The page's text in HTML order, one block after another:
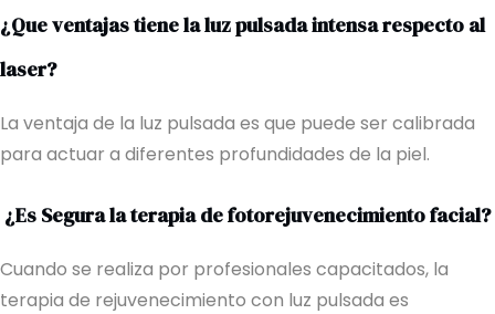
¿Que ventajas tiene la luz pulsada intensa respecto al
laser?
La ventaja de la luz pulsada es que puede ser calibrada
para actuar a diferentes profundidades de la piel.
¿Es Segura la terapia de fotorejuvenecimiento facial?
Cuando se realiza por profesionales capacitados, la
terapia de rejuvenecimiento con luz pulsada es